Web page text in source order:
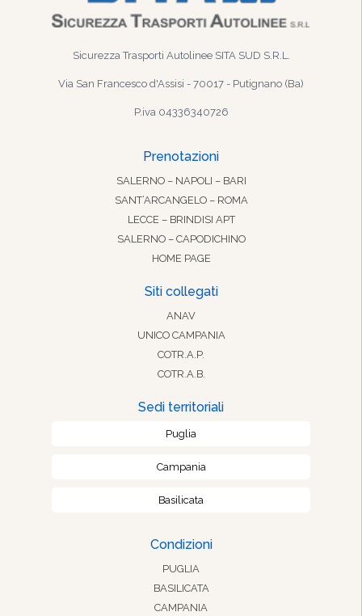
Sicurezza Trasporti Autolinee SITA SUD S.R.L.
Via San Francesco d'Assisi - 70017 - Putignano (Ba)
P.iva 04336340726
Prenotazioni
SALERNO – NAPOLI – BARI
SANT’ARCANGELO – ROMA
LECCE – BRINDISI APT
SALERNO – CAPODICHINO
HOME PAGE
Siti collegati
ANAV
UNICO CAMPANIA
COTR.A.P.
COTR.A.B.
Sedi territoriali
Puglia
Campania
Basilicata
Condizioni
PUGLIA
BASILICATA
CAMPANIA